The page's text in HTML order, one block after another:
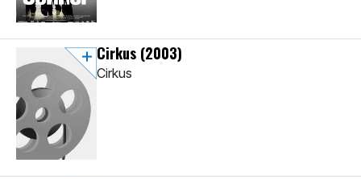
Cirkus (2003)
Cirkus